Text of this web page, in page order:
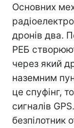
Основних
дронів два.
РЕБ
через який
наземним
це спуфінг,
сигналів
безпілотник